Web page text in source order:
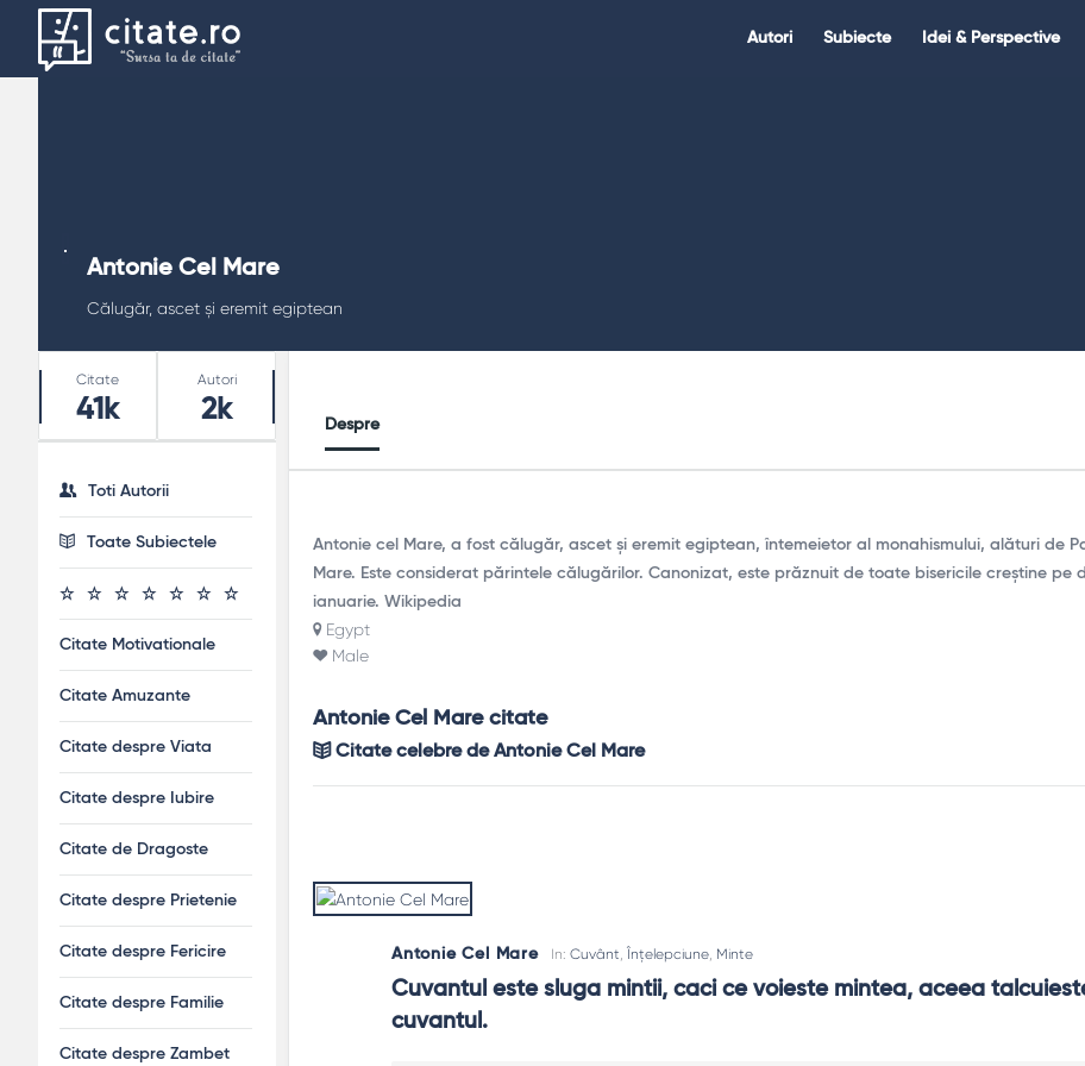
Citate.ro
Autori Subiecte Idei & Perspective
Antonie Cel Mare
Călugăr, ascet și eremit egiptean
Despre
Antonie cel Mare, a fost călugăr, ascet și eremit egiptean, întemeietor al monahismului, alături de
Mare. Este considerat părintele călugărilor. Canonizat, este prăznuit de toate bisericile creștine pe
ianuarie. Wikipedia
Egypt
Male
Antonie Cel Mare citate
Citate celebre de Antonie Cel Mare
Antonie Cel Mare In: Cuvânt Înțelepciune, Minte
Cuvantul este sluga mintii, caci ce voieste mintea, aceea
cuvantul.
Stats
Citate
41k
Autori
2k
Toti Autorii
Toate Subiectele
Citate Motivationale
Citate Amuzante
Citate despre Viata
Citate despre Iubire
Citate de Dragoste
Citate despre Prietenie
Citate despre Fericire
Citate despre Familie
Citate despre Zambet